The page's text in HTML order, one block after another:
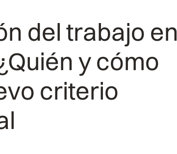
del trabajo en
y cómo
criterio